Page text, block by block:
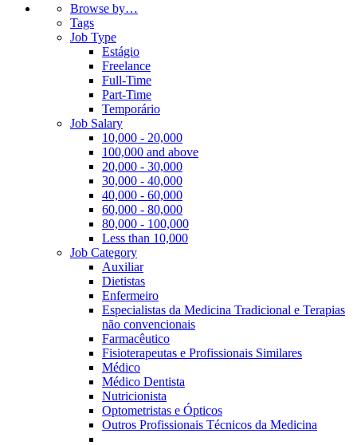
Browse by…
Tags
Job Type
Estágio
Freelance
Full-Time
Part-Time
Temporário
Job Salary
10,000 - 20,000
100,000 and above
20,000 - 30,000
30,000 - 40,000
40,000 - 60,000
60,000 - 80,000
80,000 - 100,000
Less than 10,000
Job Category
Auxiliar
Dietistas
Enfermeiro
Especialistas da Medicina Tradicional e Terapias
não convencionais
Farmacêutico
Fisioterapeutas e Profissionais Similares
Médico
Médico Dentista
Nutricionista
Optometristas e Ópticos
Outros Profissionais Técnicos da Medicina